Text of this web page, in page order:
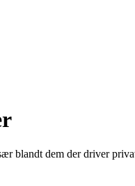
blandt dem der driver